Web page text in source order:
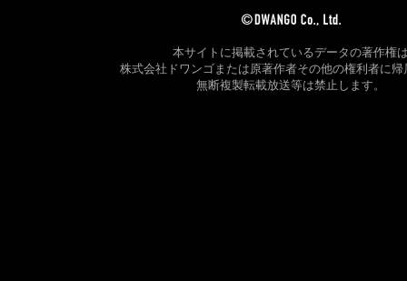
本サイトに掲載されているデータの著作権
株式会社ドワンゴまたは原著作者その他の権利者に帰
無断複製転載放送等は禁止します。